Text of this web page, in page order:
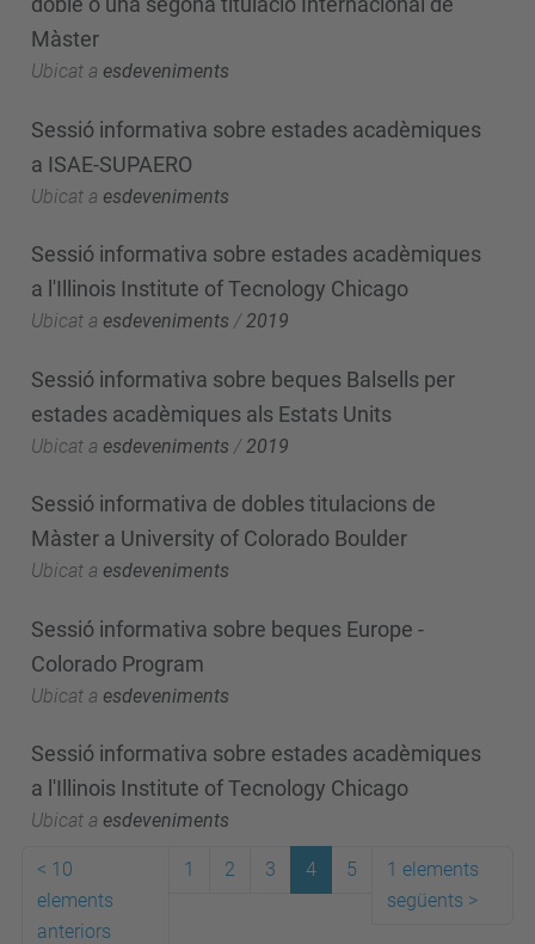
Màster
Ubicat a esdeveniments
Sessió informativa sobre estades acadèmiques
a ISAE-SUPAERO
Ubicat a esdeveniments
Sessió informativa sobre estades acadèmiques
a l'Illinois Institute of Tecnology Chicago
Ubicat a esdeveniments /2019
Sessió informativa sobre beques Balsells per
estades acadèmiques als Estats Units
Ubicat a esdeveniments / 2019
Sessió informativa de dobles titulacions de
Màster a University of Colorado Boulder
Ubicat a esdeveniments
Sessió informativa sobre beques Europe -
Colorado Program
Ubicat a esdeveniments
Sessió informativa sobre estades acadèmiques
a l'Illinois Institute of Tecnology Chicago
Ubicat a esdeveniments
< 10
elements
anteriors
1 2 3 4 5
1 elements
següents >